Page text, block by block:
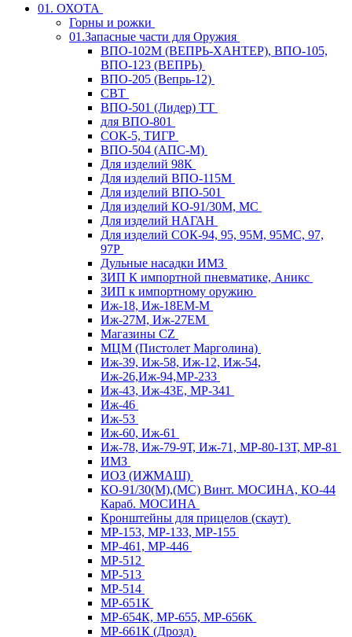
01. ОХОТА
Горны и рожки
01.Запасные части для Оружия
ВПО-102М (ВЕПРЬ-ХАНТЕР), ВПО-105,
ВПО-123 (ВЕПРЬ)
ВПО-205 (Вепрь-12)
СВТ
ВПО-501 (Лидер) ТТ
для ВПО-801
СОК-5, ТИГР
ВПО-504 (АПС-М)
Для изделий 98К
Для изделий ВПО-115М
Для изделий ВПО-501
Для изделий КО-91/30М, МС
Для изделий НАГАН
Для изделий СОК-94, 95, 95М, 95МС, 97,
97Р
Дульные насадки ИМЗ
ЗИП К импортной пневматике, Аникс
ЗИП к импортному оружию
Иж-18, Иж-18ЕМ-М
Иж-27М, Иж-27ЕМ
Магазины CZ
МЦМ (Пистолет Марголина)
Иж-39, Иж-58, Иж-12, Иж-54,
Иж-26,Иж-94,МР-233
Иж-43, Иж-43Е, МР-341
Иж-46
Иж-53
Иж-60, Иж-61
Иж-78, Иж-79-9Т, Иж-71, МР-80-13Т, МР-81
ИМЗ
ИОЗ (ИЖМАШ)
КО-91/30(М),(МС) Винт. МОСИНА, КО-44
Караб. МОСИНА
Кронштейны для прицелов (скаут)
МР-153, МР-133, МР-155
МР-461, МР-446
МР-512
МР-513
МР-514
МР-651К
МР-654К, МР-655, МР-656К
МР-661К (Дрозд)